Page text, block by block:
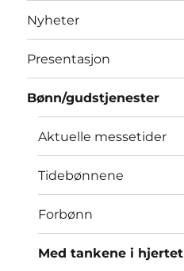
Nyheter
Presentasjon
Bønn/gudstjenester
Aktuelle messetider
Tidebønnene
Forbønn
Med tankene i hjertet